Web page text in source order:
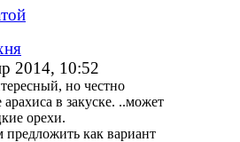
2014, 10:52
но честно
в закуске. ..может
орехи.
как вариант